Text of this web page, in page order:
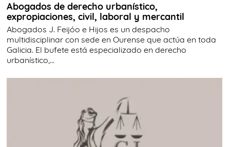
Abogados de derecho urbanístico,
expropiaciones, civil, laboral y mercantil
Abogados J. Feijóo e Hijos es un despacho
multidisciplinar con sede en Ourense que actúa en toda
Galicia. El bufete está especializado en derecho
urbanístico,...